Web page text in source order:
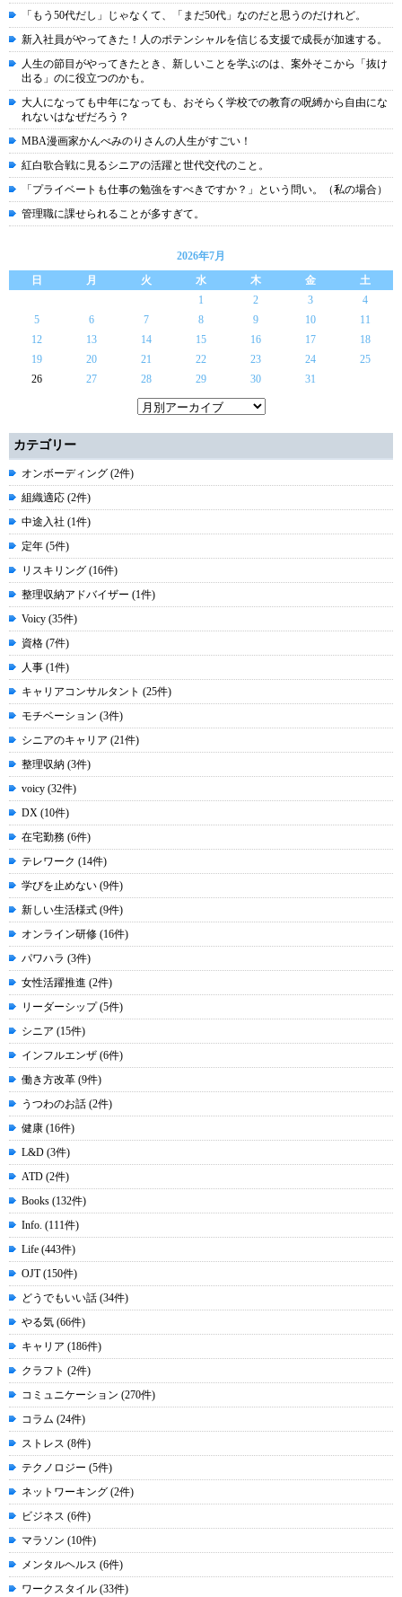
「もう50代だし」じゃなくて、「まだ50代」なのだと思うのだけれど。
新入社員がやってきた！人のポテンシャルを信じる支援で成長が加速する。
人生の節目がやってきたとき、新しいことを学ぶのは、案外そこから「抜け
出る」のに役立つのかも。
大人になっても中年になっても、おそらく学校での教育の呪縛から自由にな
れないはなぜだろう？
MBA漫画家かんべみのりさんの人生がすごい！
紅白歌合戦に見るシニアの活躍と世代交代のこと。
「プライベートも仕事の勉強をすべきですか？」という問い。（私の場合）
管理職に課せられることが多すぎて。
2026年7月
日
月 火 水 木 金
土
1
2 3
4
5
6 7 8 9 10
11
12
13 14 15 16 17
18
19
20 21 22 23 24
25
26
27 28 29 30 31
カテゴリー
オンボーディング (2件)
組織適応 (2件)
中途入社 (1件)
定年 (5件)
リスキリング (16件)
整理収納アドバイザー (1件)
Voicy (35件)
資格 (7件)
人事 (1件)
キャリアコンサルタント (25件)
モチベーション (3件)
シニアのキャリア (21件)
整理収納 (3件)
voicy (32件)
DX (10件)
在宅勤務 (6件)
テレワーク (14件)
学びを止めない (9件)
新しい生活様式 (9件)
オンライン研修 (16件)
パワハラ (3件)
女性活躍推進 (2件)
リーダーシップ (5件)
シニア (15件)
インフルエンザ (6件)
働き方改革 (9件)
うつわのお話 (2件)
健康 (16件)
L&D (3件)
ATD (2件)
Books (132件)
Info. (111件)
Life (443件)
OJT (150件)
どうでもいい話 (34件)
やる気 (66件)
キャリア (186件)
クラフト (2件)
コミュニケーション (270件)
コラム (24件)
ストレス (8件)
テクノロジー (5件)
ネットワーキング (2件)
ビジネス (6件)
マラソン (10件)
メンタルヘルス (6件)
ワークスタイル (33件)